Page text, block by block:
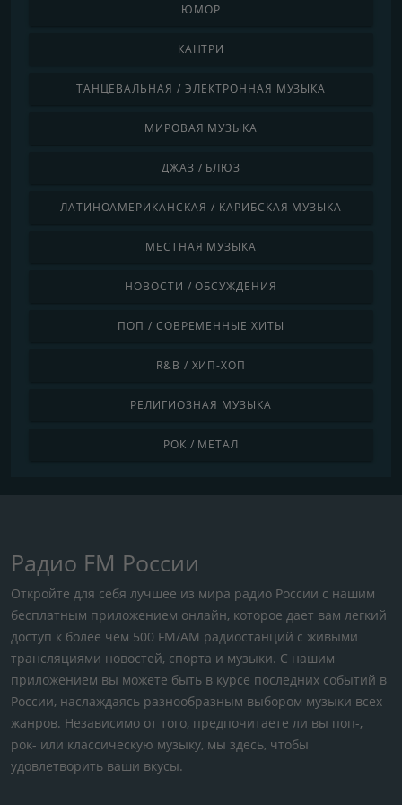
ЮМОР
КАНТРИ
ТАНЦЕВАЛЬНАЯ / ЭЛЕКТРОННАЯ МУЗЫКА
МИРОВАЯ МУЗЫКА
ДЖАЗ / БЛЮЗ
ЛАТИНОАМЕРИКАНСКАЯ / КАРИБСКАЯ МУЗЫКА
МЕСТНАЯ МУЗЫКА
НОВОСТИ / ОБСУЖДЕНИЯ
ПОП / СОВРЕМЕННЫЕ ХИТЫ
R&B / ХИП-ХОП
РЕЛИГИОЗНАЯ МУЗЫКА
РОК / МЕТАЛ
Радио FM России
Откройте для себя лучшее из мира радио России с нашим
бесплатным приложением онлайн, которое дает вам легкий
доступ к более чем 500 FM/AM радиостанций с живыми
трансляциями новостей, спорта и музыки. С нашим
приложением вы можете быть в курсе последних событий в
России, наслаждаясь разнообразным выбором музыки всех
жанров. Независимо от того, предпочитаете ли вы поп-,
рок- или классическую музыку, мы здесь, чтобы
удовлетворить ваши вкусы.